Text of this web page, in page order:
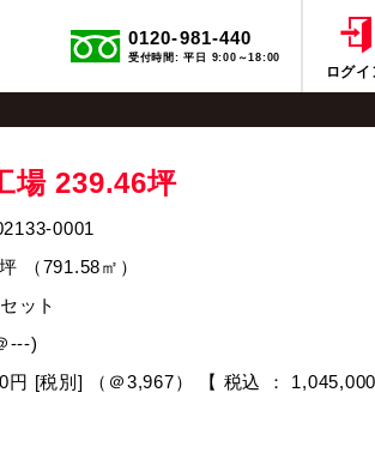
0120-981-440
受付時間: 平日 9:00～18:00
ログイ
場239.46坪
0001
（791.58㎡）
ット
---)
円 [税別] （＠3,967）
【 税込 ： 1,045,000